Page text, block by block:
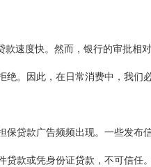
速度快。然而，银行的审批相
绝。因此，在日常消费中，我们
保贷款广告频频出现。一些发布
款或凭身份证贷款，不可信任